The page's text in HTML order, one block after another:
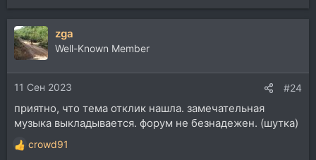
е
а
к
ц
и
и
:
zga
Well-Known Member
11 Сен 2023 #24
приятно, что тема отклик нашла. замечательная
музыка выкладывается. форум не безнадежен. (шутка)
Р
crowd91